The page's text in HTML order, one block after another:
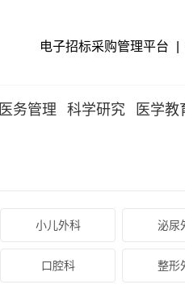
电子招标采购管理平台
医务管理 科学研究 医学教
小儿外科 泌尿
口腔科 整形